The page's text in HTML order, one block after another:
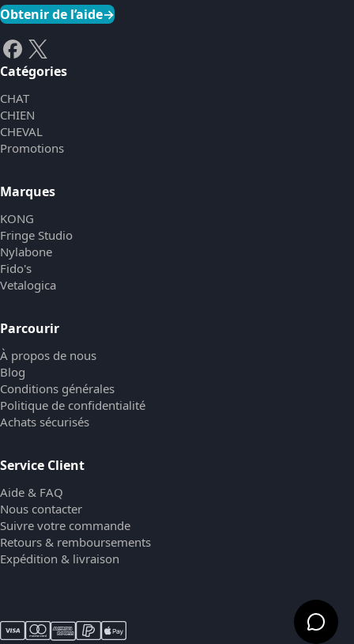
Obtenir de l’aide→
Catégories
CHAT
CHIEN
CHEVAL
Promotions
Marques
KONG
Fringe Studio
Nylabone
Fido's
Vetalogica
Parcourir
À propos de nous
Blog
Conditions générales
Politique de confidentialité
Achats sécurisés
Service Client
Aide & FAQ
Nous contacter
Suivre votre commande
Retours & remboursements
Expédition & livraison